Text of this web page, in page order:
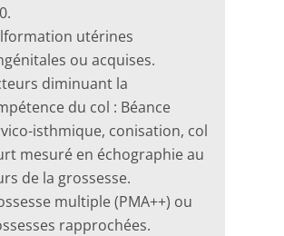
utérines
ou acquises.
diminuant la
du col : Béance
isthmique, conisation, col
mesuré en échographie au
de la grossesse.
multiple (PMA++) ou
rapprochées.